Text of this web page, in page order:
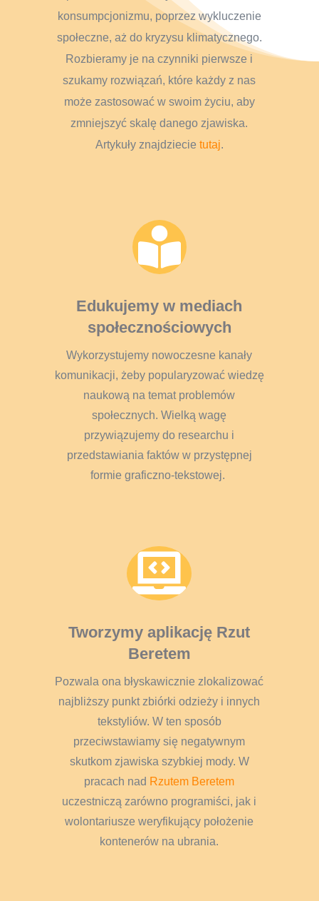
konsumpcjonizmu, poprzez wykluczenie
społeczne, aż do kryzysu klimatycznego.
Rozbieramy je na czynniki pierwsze i
szukamy rozwiązań, które każdy z nas
może zastosować w swoim życiu, aby
zmniejszyć skalę danego zjawiska.
Artykuły znajdziecie tutaj.

Edukujemy w mediach
społecznościowych
Wykorzystujemy nowoczesne kanały
komunikacji, żeby popularyzować wiedzę
naukową na temat problemów
społecznych. Wielką wagę
przywiązujemy do researchu i
przedstawiania faktów w przystępnej
formie graficzno-tekstowej.

Tworzymy aplikację Rzut
Beretem
Pozwala ona błyskawicznie zlokalizować
najbliższy punkt zbiórki odzieży i innych
tekstyliów. W ten sposób
przeciwstawiamy się negatywnym
skutkom zjawiska szybkiej mody. W
pracach nad Rzutem Beretem
uczestniczą zarówno programiści, jak i
wolontariusze weryfikujący położenie
kontenerów na ubrania.